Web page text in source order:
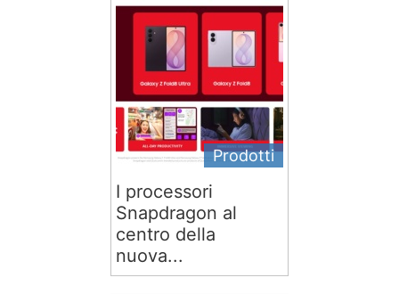
Prodotti
I processori
Snapdragon al
centro della
nuova...